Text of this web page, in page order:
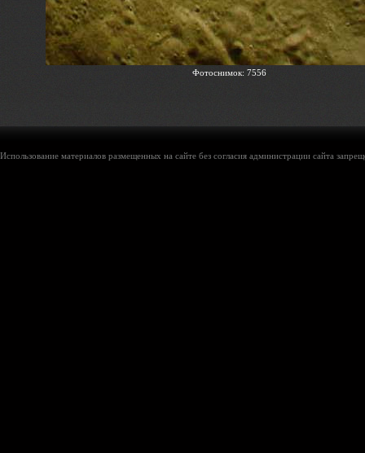
Фотоснимок: 7556
Использование материалов размещенных на сайте без согласия администрации сайта